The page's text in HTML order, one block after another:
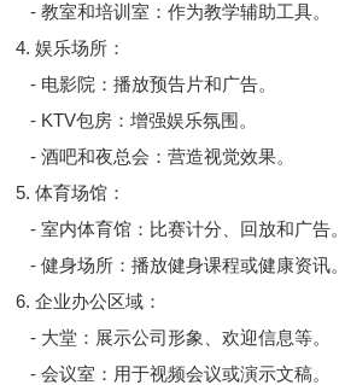
- 教室和培训室：作为教学辅助工具。
4. 娱乐场所：
- 电影院：播放预告片和广告。
- KTV包房：增强娱乐氛围。
- 酒吧和夜总会：营造视觉效果。
5. 体育场馆：
- 室内体育馆：比赛计分、回放和广告。
- 健身场所：播放健身课程或健康资讯。
6. 企业办公区域：
- 大堂：展示公司形象、欢迎信息等。
- 会议室：用于视频会议或演示文稿。